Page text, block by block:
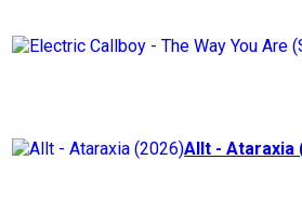
Allt - Ataraxia